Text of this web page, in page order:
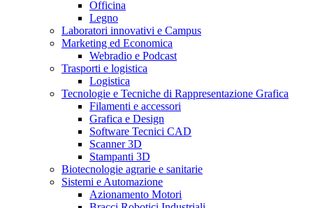
Officina
Legno
Laboratori innovativi e Campus
Marketing ed Economica
Webradio e Podcast
Trasporti e logistica
Logistica
Tecnologie e Tecniche di Rappresentazione Grafica
Filamenti e accessori
Grafica e Design
Software Tecnici CAD
Scanner 3D
Stampanti 3D
Biotecnologie agrarie e sanitarie
Sistemi e Automazione
Azionamento Motori